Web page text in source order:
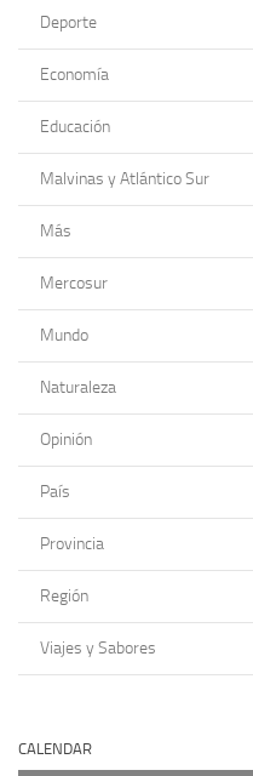
Deporte
Economía
Educación
Malvinas y Atlántico Sur
Más
Mercosur
Mundo
Naturaleza
Opinión
País
Provincia
Región
Viajes y Sabores
CALENDAR